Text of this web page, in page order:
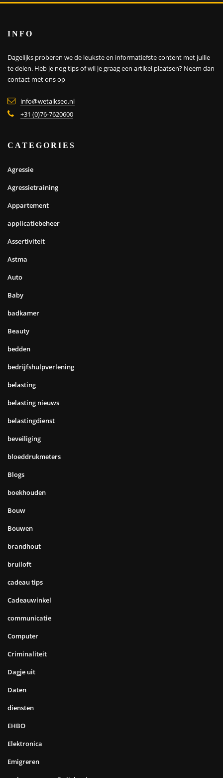
INFO
Dagelijks proberen we de leukste en informatiefste content met jullie
te delen. Heb je nog tips of wil je graag een artikel plaatsen? Neem dan
contact met ons op
info@wetalkseo.nl
+31 (0)76-7620600
CATEGORIES
Agressie
Agressietraining
Appartement
applicatiebeheer
Assertiviteit
Astma
Auto
Baby
badkamer
Beauty
bedden
bedrijfshulpverlening
belasting
belasting nieuws
belastingdienst
beveiliging
bloeddrukmeters
Blogs
boekhouden
Bouw
Bouwen
brandhout
bruiloft
cadeau tips
Cadeauwinkel
communicatie
Computer
Criminaliteit
Dagje uit
Daten
diensten
EHBO
Elektronica
Emigreren